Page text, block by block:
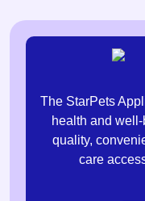
The StarPets
health and
quality,
care